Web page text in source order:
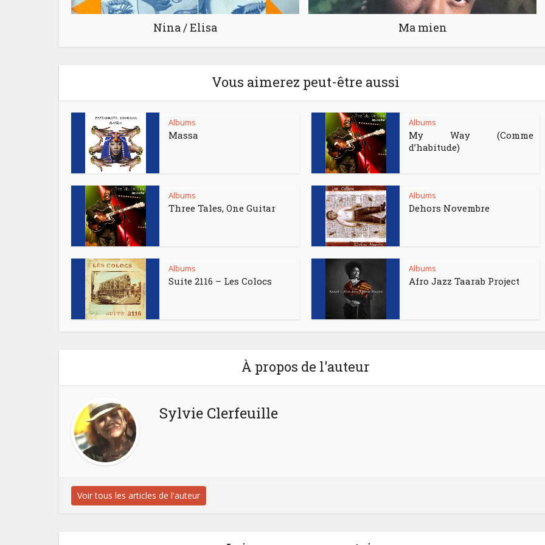
Nina / Elisa Ma mien
Vous aimerez peut-être aussi
Albums
Massa
Albums
My Way (Comme
d’habitude)
Albums
Three Tales, One Guitar
Albums
Dehors Novembre
Albums
Suite 2116 – Les Colocs
Albums
Afro Jazz Taarab Project
À propos de l'auteur
Sylvie Clerfeuille
Voir tous les articles de l'auteur